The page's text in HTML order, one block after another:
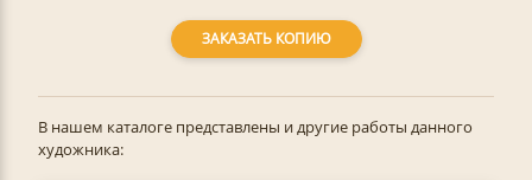
ЗАКАЗАТЬ КОПИЮ
В нашем каталоге представлены и другие работы данного
художника: